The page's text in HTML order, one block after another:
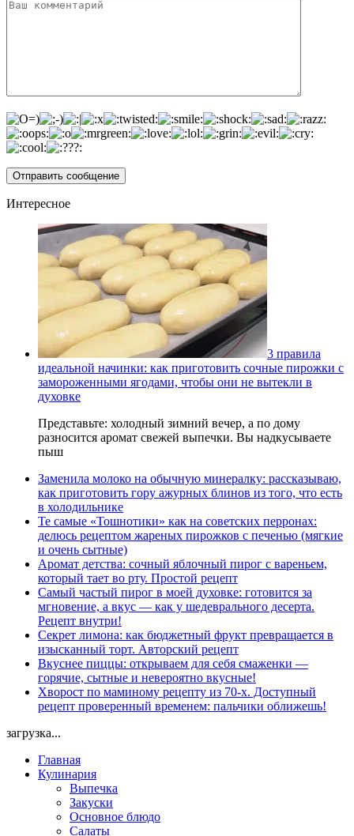
Интересное
3 правила
идеальной начинки: как приготовить сочные пирожки с
замороженными ягодами, чтобы они не вытекли в
духовке
Представьте: холодный зимний вечер, а по дому
разносится аромат свежей выпечки. Вы надкусываете
пыш
Заменила молоко на обычную минералку: рассказываю,
как приготовить гору ажурных блинов из того, что есть
в холодильнике
Те самые «Тошнотики» как на советских перронах:
делюсь рецептом жареных пирожков с печенью (мягкие
и очень сытные)
Аромат детства: сочный яблочный пирог с вареньем,
который тает во рту. Простой рецепт
Самый частый пирог в моей духовке: готовится за
мгновение, а вкус — как у шедеврального десерта.
Рецепт внутри!
Секрет лимона: как бюджетный фрукт превращается в
изысканный торт. Авторский рецепт
Вкуснее пиццы: открываем для себя смаженки —
горячие, сытные и невероятно вкусные!
Хворост по маминому рецепту из 70-х. Доступный
рецепт проверенный временем: пальчики оближешь!
загрузка...
Главная
Кулинария
Выпечка
Закуски
Основное блюдо
Салаты